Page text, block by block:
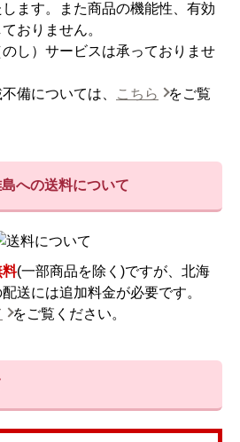
ます。また商品の機能性、有効
おりません。
のし）サービスは承っておりませ
備については、
こちら
をご覧
への送料について
料(一部商品を除く)ですが、北海
送には追加料金が必要です。
をご覧ください。